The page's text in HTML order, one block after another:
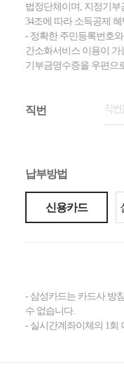
법정단체이며, 지정기부
34조에 따라 소득공제
- 정확한 주민등록번호
간소화서비스 이용이
기부금영수증을 우편으
직번
납부방법
신용카드
- 삼성카드는 카드사 방
수 없습니다.
- 실시간계좌이체의 1회